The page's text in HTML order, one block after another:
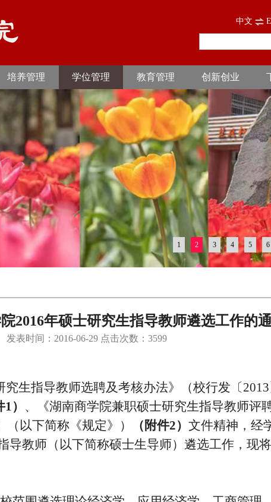
中文
培养管理 学位管理 教育管理 创新创业
1 2 3 4 5 6
2016年硕士研究生指导教师遴选工作的
发表时间：2016-06-29 点击次数： 3599
生指导教师选聘及考核办法》（校行发〔2013
1） 、《湖南商学院兼职硕士研究生指导教师评
（以下简称《规定》） （附件2） 文件精神，经
导教师（以下简称硕士生导师）遴选工作，现